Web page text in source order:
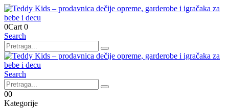
0Cart 0
Search
Search
00
Kategorije